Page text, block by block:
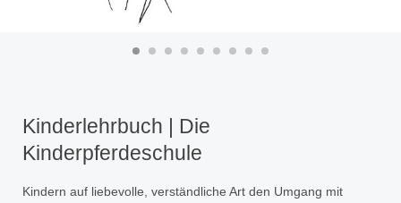
Kinderlehrbuch | Die
Kinderpferdeschule
Kindern auf liebevolle, verständliche Art den Umgang mit